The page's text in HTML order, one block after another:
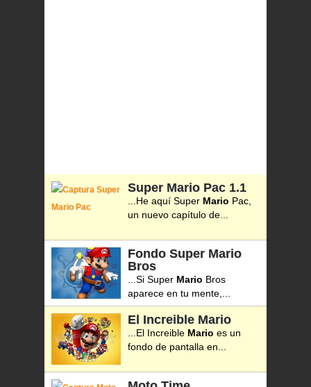
Super Mario Pac 1.1
...He aquí Super Mario Pac,
un nuevo capítulo de...
Fondo Super Mario
Bros
...Si Super Mario Bros
aparece en tu mente,...
El Increible Mario
...El Increible Mario es un
fondo de pantalla en...